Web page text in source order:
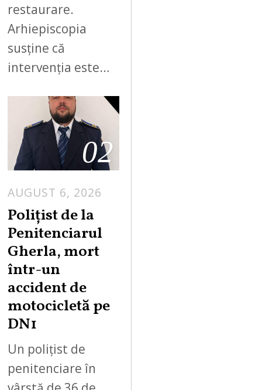
restaurare.
Arhiepiscopia
susține că
intervenția este…
02
AUGUST 6, 2026
Polițist de la
Penitenciarul
Gherla, mort
într-un
accident de
motocicletă pe
DN1
Un polițist de
penitenciare în